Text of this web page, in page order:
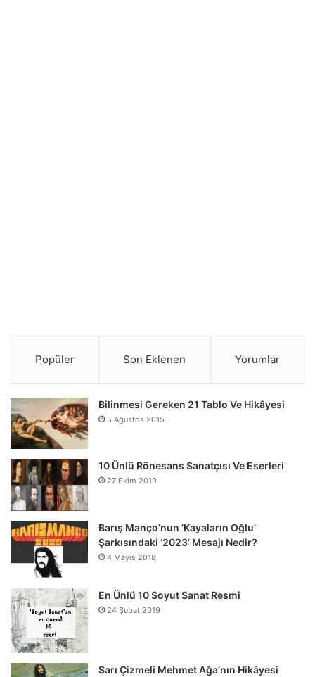
Popüler Son Eklenen Yorumlar
Bilinmesi Gereken 21 Tablo Ve Hikâyesi
5 Ağustos 2015
10 Ünlü Rönesans Sanatçısı Ve Eserleri
27 Ekim 2019
Barış Manço’nun ‘Kayaların Oğlu’
Şarkısındaki ‘2023’ Mesajı Nedir?
4 Mayıs 2018
En Ünlü 10 Soyut Sanat Resmi
24 Şubat 2019
Sarı Çizmeli Mehmet Ağa’nın Hikâyesi